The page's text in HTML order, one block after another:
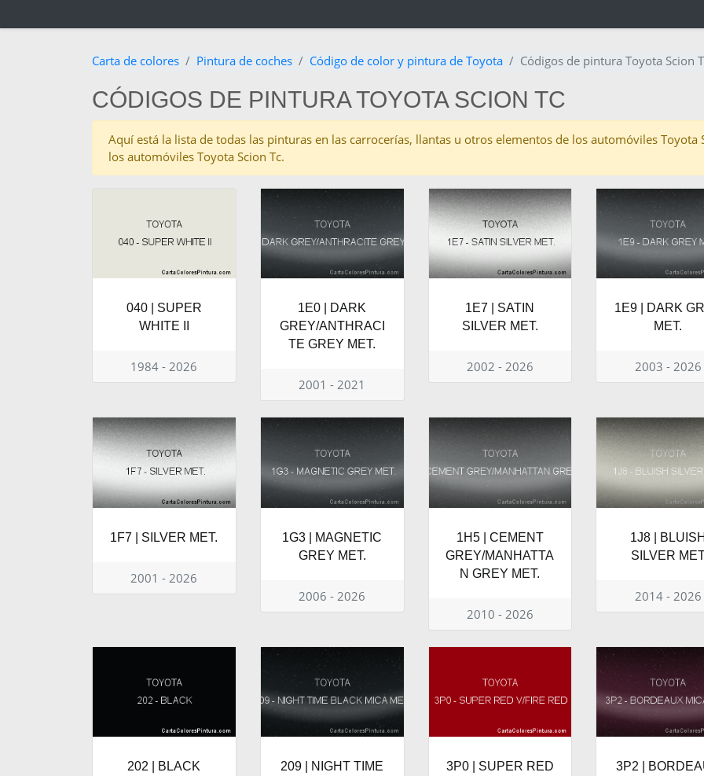
Carta de colores Pintura de coches Código de color y pintura de Toyota Códigos de pintura Toyota Scion
CÓDIGOS DE PINTURA TOYOTA SCION TC
Aquí está la lista de todas las pinturas en las carrocerías, llantas u otros elementos de los automóviles
los automóviles Toyota Scion Tc.
040 | SUPER
WHITE II
1984 - 2026
1E0 | DARK
GREY/ANTHRACI
TE GREY MET.
2001 - 2021
1E7 | SATIN
SILVER MET.
2002 - 2026
1E9 | DARK
MET.
2003 - 2026
1F7 | SILVER MET.
2001 - 2026
1G3 | MAGNETIC
GREY MET.
2006 - 2026
1H5 | CEMENT
GREY/MANHATTA
N GREY MET.
2010 - 2026
1J8 |
SILVER
2014 - 2026
202 | BLACK
209 | NIGHT TIME
3P0 | SUPER RED
3P2 |